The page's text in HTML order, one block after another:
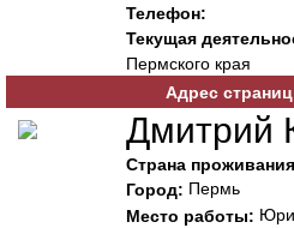
Телефон:
Текущая
Пермского края
Адрес
Дмитрий
Страна
Город: Пермь
Место работы: